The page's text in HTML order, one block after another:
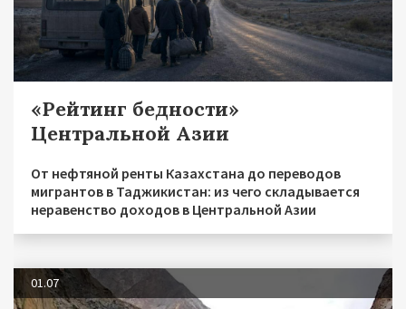
«Рейтинг бедности»
Центральной Азии
От нефтяной ренты Казахстана до переводов
мигрантов в Таджикистан: из чего складывается
неравенство доходов в Центральной Азии
01.07